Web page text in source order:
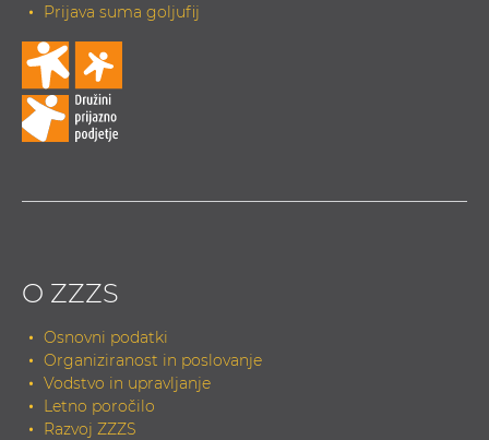
Prijava suma goljufij
O ZZZS
Osnovni podatki
Organiziranost in poslovanje
Vodstvo in upravljanje
Letno poročilo
Razvoj ZZZS